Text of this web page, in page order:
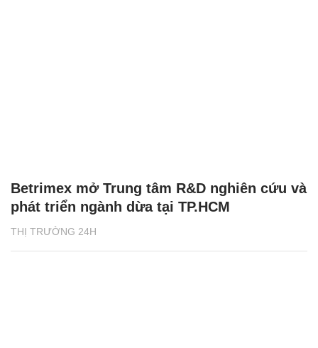
THỊ TRƯỜNG 24H
Betrimex mở Trung tâm R&D nghiên cứu và
phát triển ngành dừa tại TP.HCM